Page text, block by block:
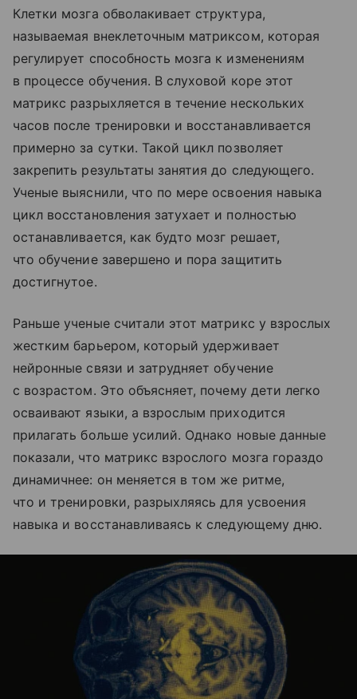
Клетки мозга обволакивает структура,
называемая внеклеточным матриксом, которая
регулирует способность мозга к изменениям
в процессе обучения. В слуховой коре этот
матрикс разрыхляется в течение нескольких
часов после тренировки и восстанавливается
примерно за сутки. Такой цикл позволяет
закрепить результаты занятия до следующего.
Ученые выяснили, что по мере освоения навыка
цикл восстановления затухает и полностью
останавливается, как будто мозг решает,
что обучение завершено и пора защитить
достигнутое.
Раньше ученые считали этот матрикс у взрослых
жестким барьером, который удерживает
нейронные связи и затрудняет обучение
с возрастом. Это объясняет, почему дети легко
осваивают языки, а взрослым приходится
прилагать больше усилий. Однако новые данные
показали, что матрикс взрослого мозга гораздо
динамичнее: он меняется в том же ритме,
что и тренировки, разрыхляясь для усвоения
навыка и восстанавливаясь к следующему дню.